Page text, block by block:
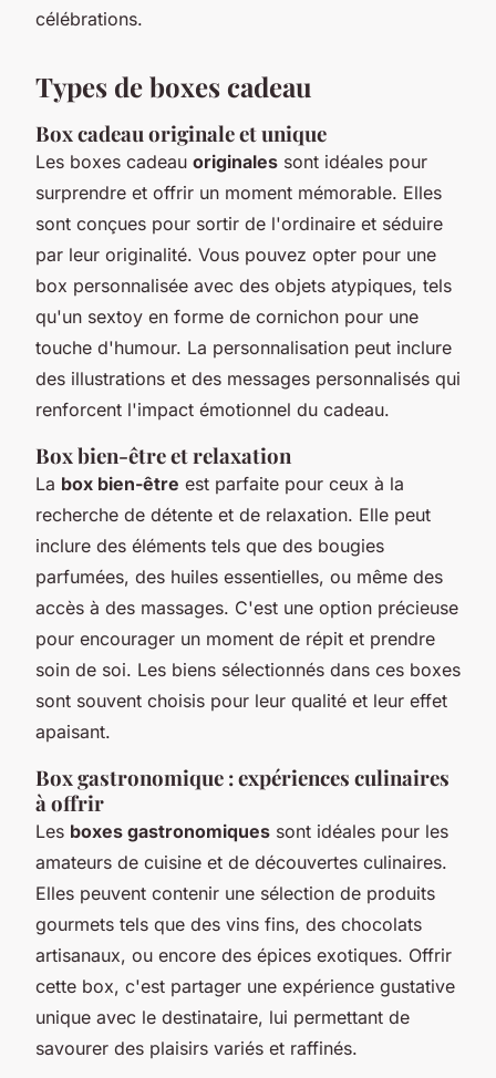
célébrations.
Types de boxes cadeau
Box cadeau originale et unique
Les boxes cadeau originales sont idéales pour
surprendre et offrir un moment mémorable. Elles
sont conçues pour sortir de l'ordinaire et séduire
par leur originalité. Vous pouvez opter pour une
box personnalisée avec des objets atypiques, tels
qu'un sextoy en forme de cornichon pour une
touche d'humour. La personnalisation peut inclure
des illustrations et des messages personnalisés qui
renforcent l'impact émotionnel du cadeau.
Box bien-être et relaxation
La box bien-être est parfaite pour ceux à la
recherche de détente et de relaxation. Elle peut
inclure des éléments tels que des bougies
parfumées, des huiles essentielles, ou même des
accès à des massages. C'est une option précieuse
pour encourager un moment de répit et prendre
soin de soi. Les biens sélectionnés dans ces boxes
sont souvent choisis pour leur qualité et leur effet
apaisant.
Box gastronomique : expériences culinaires
à offrir
Les boxes gastronomiques sont idéales pour les
amateurs de cuisine et de découvertes culinaires.
Elles peuvent contenir une sélection de produits
gourmets tels que des vins fins, des chocolats
artisanaux, ou encore des épices exotiques. Offrir
cette box, c'est partager une expérience gustative
unique avec le destinataire, lui permettant de
savourer des plaisirs variés et raffinés.